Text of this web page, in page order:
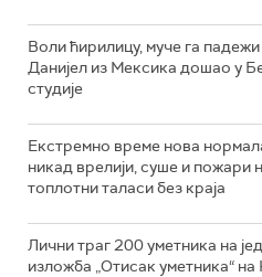
Воли ћирилицу, муче га падежи
Данијел из Мексика дошао у
студије
Екстремно време нова
никад врелији, суше и пожари
топлотни таласи без краја
Лични траг 200 уметника на
изложба „Отисак уметника“